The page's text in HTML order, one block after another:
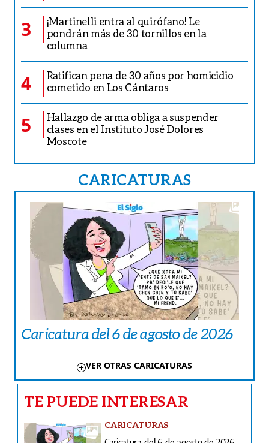
3
¡Martinelli entra al quirófano! Le
pondrán más de 30 tornillos en la
columna
4
Ratifican pena de 30 años por homicidio
cometido en Los Cántaros
5
Hallazgo de arma obliga a suspender
clases en el Instituto José Dolores
Moscote
CARICATURAS
Caricatura del 6 de agosto de 2026
VER OTRAS CARICATURAS
TE PUEDE INTERESAR
CARICATURAS